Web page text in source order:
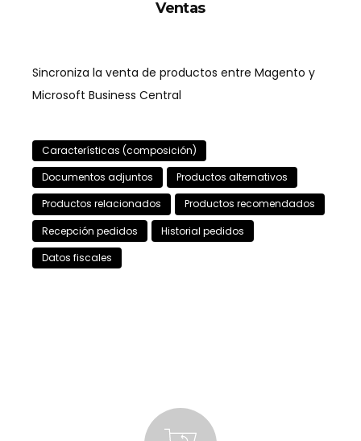
Ventas
Sincroniza la venta de productos entre Magento y
Microsoft Business Central
Características (composición)
Documentos adjuntos
Productos alternativos
Productos relacionados
Productos recomendados
Recepción pedidos
Historial pedidos
Datos fiscales